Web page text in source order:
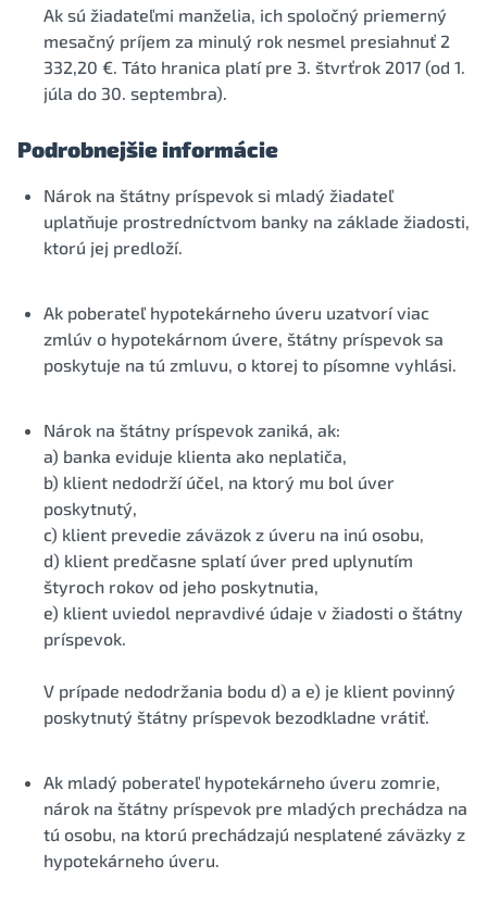
Ak sú žiadateľmi manželia, ich spoločný priemerný
mesačný príjem za minulý rok nesmel presiahnuť 2
332,20 €. Táto hranica platí pre 3. štvrťrok 2017 (od 1.
júla do 30. septembra).
Podrobnejšie informácie
Nárok na štátny príspevok si mladý žiadateľ
uplatňuje prostredníctvom banky na základe žiadosti,
ktorú jej predloží.
Ak poberateľ hypotekárneho úveru uzatvorí viac
zmlúv o hypotekárnom úvere, štátny príspevok sa
poskytuje na tú zmluvu, o ktorej to písomne vyhlási.
Nárok na štátny príspevok zaniká, ak:
a) banka eviduje klienta ako neplatiča,
b) klient nedodrží účel, na ktorý mu bol úver
poskytnutý,
c) klient prevedie záväzok z úveru na inú osobu,
d) klient predčasne splatí úver pred uplynutím
štyroch rokov od jeho poskytnutia,
e) klient uviedol nepravdivé údaje v žiadosti o štátny
príspevok.
V prípade nedodržania bodu d) a e) je klient povinný
poskytnutý štátny príspevok bezodkladne vrátiť.
Ak mladý poberateľ hypotekárneho úveru zomrie,
nárok na štátny príspevok pre mladých prechádza na
tú osobu, na ktorú prechádzajú nesplatené záväzky z
hypotekárneho úveru.